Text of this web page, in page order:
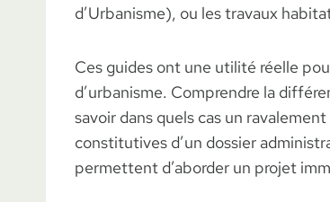
d’Urbanisme), ou les travaux
Ces guides ont une utilité réelle
d’urbanisme. Comprendre la
savoir dans quels cas un
constitutives d’un dossier
permettent d’aborder un projet